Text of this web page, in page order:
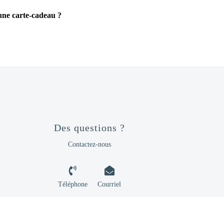
carte-cadeau ?
Des questions ?
Contactez-nous
Téléphone Courriel